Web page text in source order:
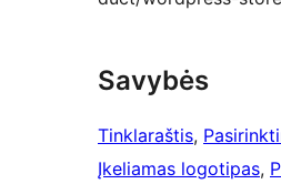
Savybės
Tinklaraštis,
Įkeliamas logotipas,